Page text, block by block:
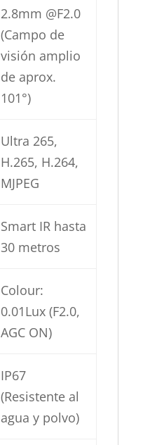
2.8mm @F2.0
(Campo de
visión amplio
de aprox.
101°)
Ultra 265,
H.265, H.264,
MJPEG
Smart IR hasta
30 metros
Colour:
0.01Lux (F2.0,
AGC ON)
IP67
(Resistente al
agua y polvo)